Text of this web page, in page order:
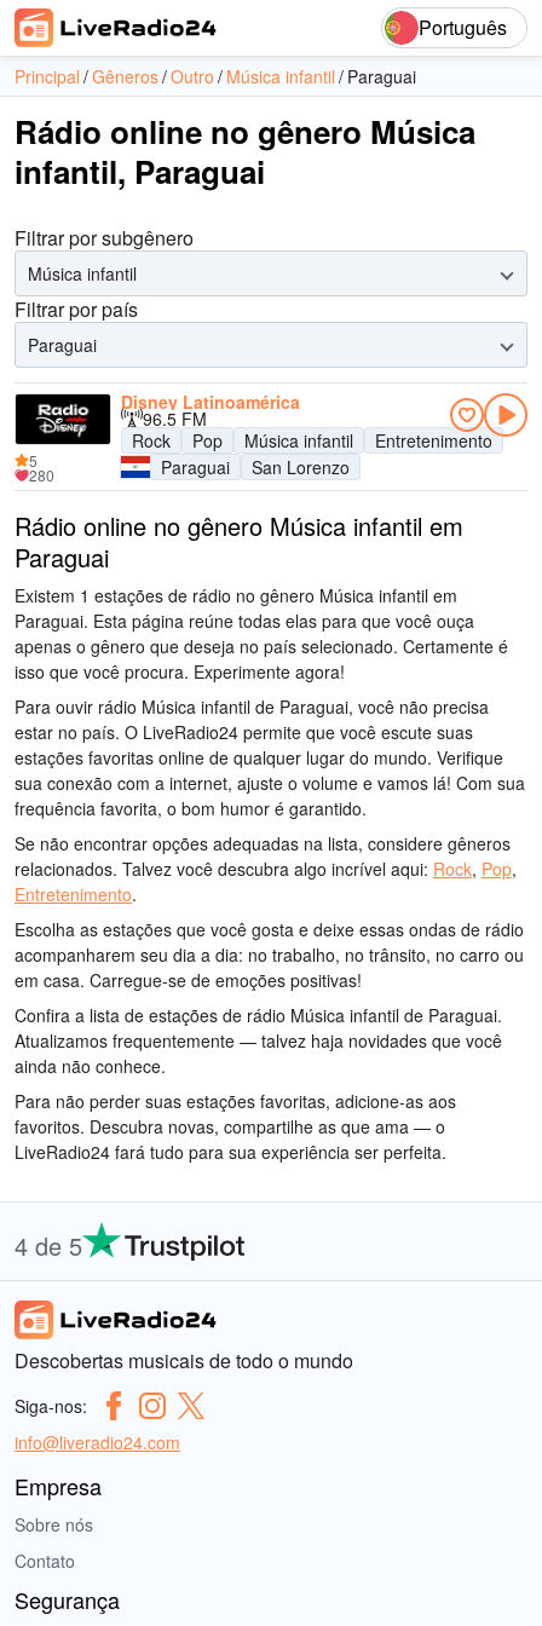
Português
Principal Gêneros Outro Música infantil Paraguai
Rádio online no gênero Música
infantil, Paraguai
Filtrar por subgênero
Música infantil
Filtrar por país
Paraguai
Disney Latinoamérica
96.5 FM
Rock
Pop Música infantil
Entretenimento
Paraguai
San Lorenzo
5
280
Rádio online no gênero Música infantil em
Paraguai
Existem 1 estações de rádio no gênero Música infantil em
Paraguai. Esta página reúne todas elas para que você ouça
apenas o gênero que deseja no país selecionado. Certamente é
isso que você procura. Experimente agora!
Para ouvir rádio Música infantil de Paraguai, você não precisa
estar no país. O LiveRadio24 permite que você escute suas
estações favoritas online de qualquer lugar do mundo. Verifique
sua conexão com a internet, ajuste o volume e vamos lá! Com sua
frequência favorita, o bom humor é garantido.
Se não encontrar opções adequadas na lista, considere gêneros
relacionados. Talvez você descubra algo incrível aqui: Rock, Pop,
Entretenimento.
Escolha as estações que você gosta e deixe essas ondas de rádio
acompanharem seu dia a dia: no trabalho, no trânsito, no carro ou
em casa. Carregue-se de emoções positivas!
Confira a lista de estações de rádio Música infantil de Paraguai.
Atualizamos frequentemente — talvez haja novidades que você
ainda não conhece.
Para não perder suas estações favoritas, adicione-as aos
favoritos. Descubra novas, compartilhe as que ama — o
LiveRadio24 fará tudo para sua experiência ser perfeita.
4 de 5
Descobertas musicais de todo o mundo
Siga-nos:
info@liveradio24.com
Empresa
Sobre nós
Contato
Segurança